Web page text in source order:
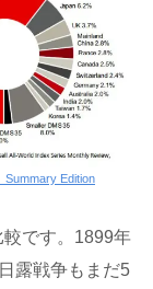
Edition
です。1899年
露戦争もまだ5